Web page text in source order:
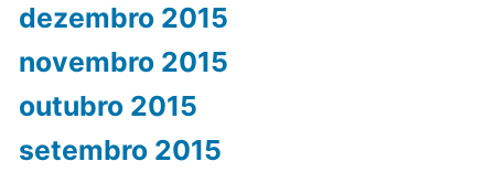
dezembro 2015
novembro 2015
outubro 2015
setembro 2015